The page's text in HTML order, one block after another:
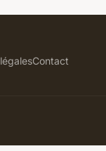
Contact